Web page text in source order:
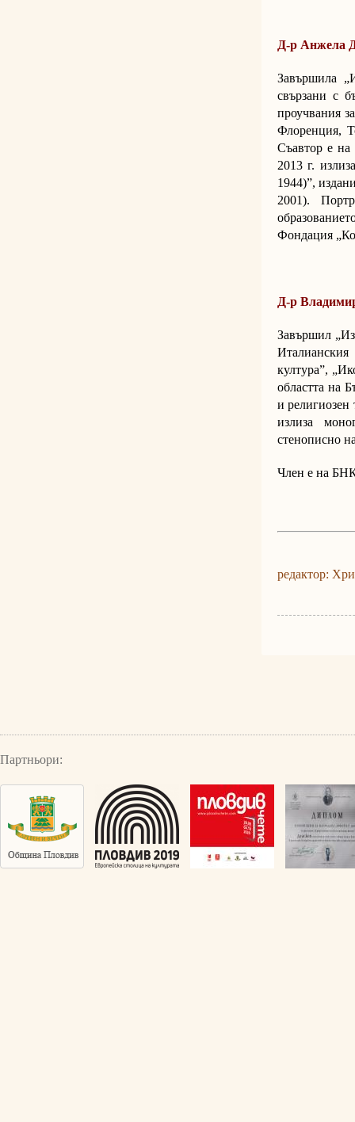
Д-р Анжела
Завършила
свързани с
проучвания
Флоренция,
Съавтор е на
2013 г.
1944)”,
2001).
Фондация
Д-р
Завършил
Италианския
култура”,
областта на
и религиозен
излиза
стенописно
Член е на
редактор:
Партньори: